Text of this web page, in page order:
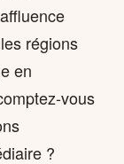
régions
en
vous
?